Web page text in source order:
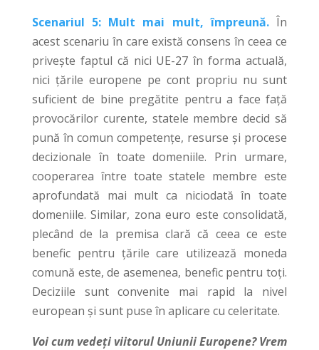
Scenariul 5: Mult mai mult, împreună.În
acest scenariu în care există consens în ceea ce
privește faptul că nici UE-27 în forma actuală,
nici țările europene pe cont propriu nu sunt
suficient de bine pregătite pentru a face față
provocărilor curente, statele membre decid să
pună în comun competențe, resurse și procese
decizionale în toate domeniile. Prin urmare,
cooperarea între toate statele membre este
aprofundată mai mult ca niciodată în toate
domeniile. Similar, zona euro este consolidată,
plecând de la premisa clară că ceea ce este
benefic pentru țările care utilizează moneda
comună este, de asemenea, benefic pentru toți.
Deciziile sunt convenite mai rapid la nivel
european și sunt puse în aplicare cu celeritate.
Voi cum vedeți viitorul Uniunii Europene? Vrem